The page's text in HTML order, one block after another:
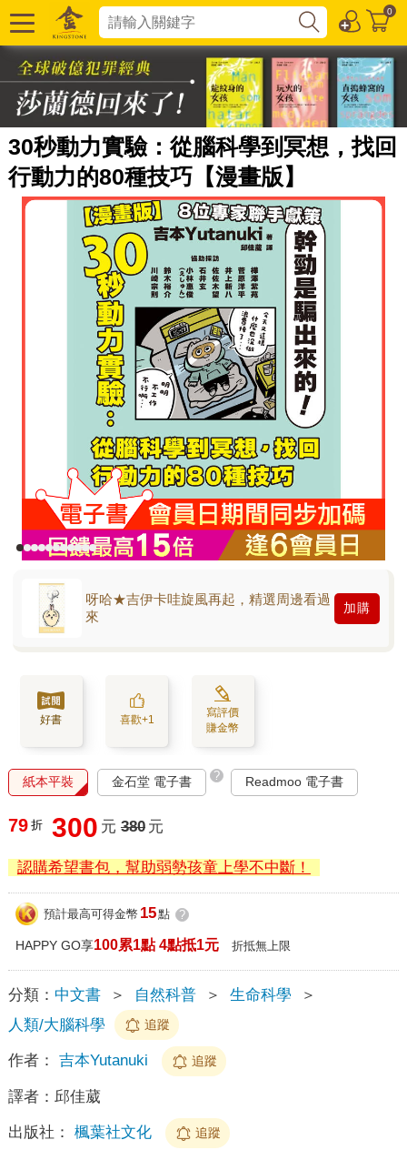
0
30秒動力實驗：從腦科學到冥想，找回
行動力的80種技巧【漫畫版】
呀哈★吉伊卡哇旋風再起，精選周邊看過
來
加購
好書 喜歡+1
寫評價
賺金幣
紙本平裝 金石堂 電子書 ? Readmoo 電子書
79 折 300 元 380 元
認購希望書包，幫助弱勢孩童上學不中斷！
預計最高可得金幣 15點 ?
HAPPY GO享100累1點 4點抵1元 折抵無上限
分類： 中文書 ＞ 自然科普 ＞ 生命科學
＞
人類/大腦科學
追蹤
作者： 吉本Yutanuki 追蹤
譯者： 邱佳葳
出版社： 楓葉社文化 追蹤